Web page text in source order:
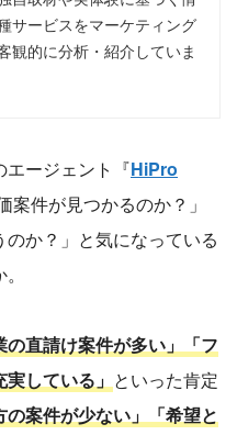
サービスをマーケティング
観的に分析・紹介していま
エージェント『HiPro
案件が見つかるのか？」
のか？」と気になっている
の直請け案件が多い」「フ
している」 といった肯定
の案件が少ない」「希望と